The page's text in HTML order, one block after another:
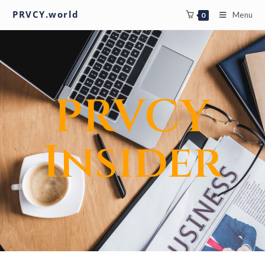
PRVCY.world 0 Menu
PRVCY
Insider